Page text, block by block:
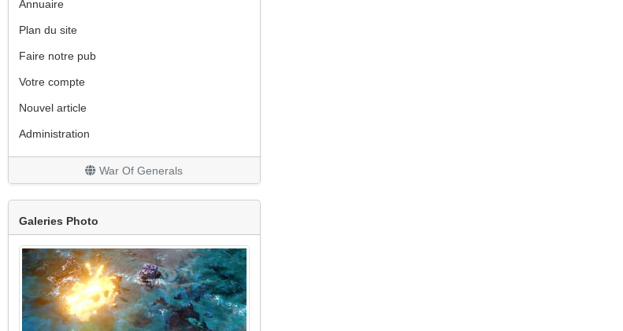
Annuaire
Plan du site
Faire notre pub
Votre compte
Nouvel article
Administration
War Of Generals
Galeries Photo